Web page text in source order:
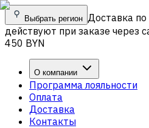
Выбрать регион Доставка
действуют при заказе через
450 BYN
О компании
Программа лояльности
Оплата
Доставка
Контакты